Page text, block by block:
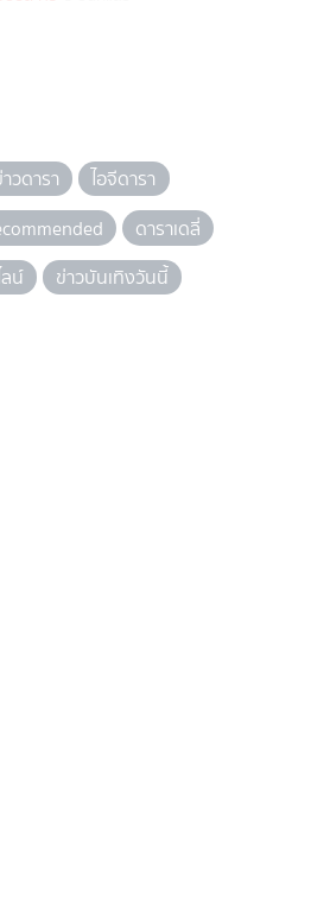
วดารา
ไอจีดารา
ดาราเดลี่
น์ ข่าวบันเทิงวันนี้